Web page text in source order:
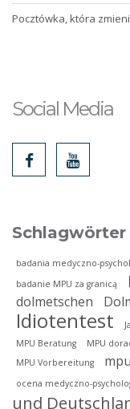
Pocztówka, która
Social Media
Schlagwörter
badania medyczno-
badanie MPU za granicą
dolmetschen
Idiotentest
MPU Beratung MPU
MPU Vorbereitung
ocena medyczno-
und